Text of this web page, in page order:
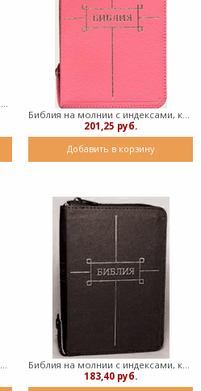
Библия на молнии с индексами белая, (крупный шрифт) 077ZTI (кожаный мягкий)
Библия на молнии с индексами, кожа розовая 047 ZTI FIB (кожаный мягкий)
201,25 руб.
Добавить в корзину
Библия на еврейском и современном русском языках, 073 (Кожаный мягкий)
Библия на молнии с индексами, кнопка, кожа вишневая 047 ZTI FIB (Кожаный мягкий)
183,40 руб.